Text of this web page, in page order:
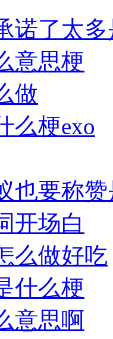
诺了太
意思梗
做
么梗exo
也要称
开场白
么做好吃
什么梗
意思啊